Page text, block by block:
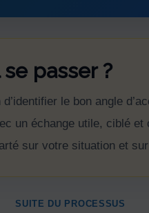
passer ?
le bon angle
un échange utile, ciblé
sur votre situation et
SUITE DU PROCESSUS